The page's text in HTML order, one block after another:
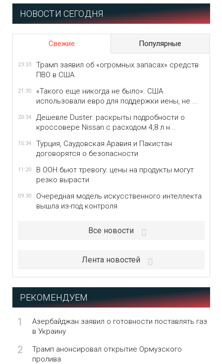
НОВОСТИ СЕГОДНЯ
Свежие Популярные
23:33
Трамп заявил об «огромных запасах» средств
ПВО в США
21:30
«Такого еще никогда не было». США
использовали евро для поддержки иены, не ...
20:34
Дешевле Duster: раскрыты подробности о
кроссовере Nissan с расходом 4,8 л н...
15:34
Турция, Саудовская Аравия и Пакистан
договорятся о безопасности
11:20
В ООН бьют тревогу: цены на продукты могут
резко вырасти
09:30
Очередная модель искусственного интеллекта
вышла из-под контроля
Все новости
Лента новостей
РЕКОМЕНДУЕМ
1
Азербайджан заявил о готовности поставлять газ
в Украину
2
Трамп анонсировал открытие Ормузского
пролива